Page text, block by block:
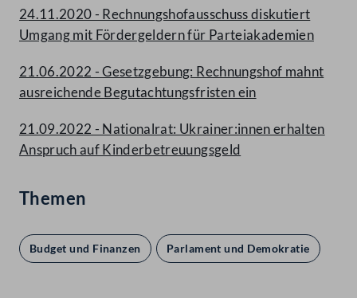
24.11.2020 - Rechnungshofausschuss diskutiert
Umgang mit Fördergeldern für Parteiakademien
21.06.2022 - Gesetzgebung: Rechnungshof mahnt
ausreichende Begutachtungsfristen ein
21.09.2022 - Nationalrat: Ukrainer:innen erhalten
Anspruch auf Kinderbetreuungsgeld
Themen
Budget und Finanzen Parlament und Demokratie